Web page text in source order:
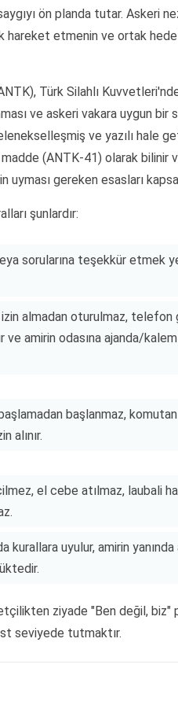
ön planda tutar. Askeri
hareket etmenin ve ortak
Türk Silahlı
ve askeri vakara uygun bir
ve yazılı hale
(ANTK-41) olarak bilinir
gereken esasları
şunlardır:
sorularına teşekkür etmek
almadan oturulmaz, telefon
amirin odasına ajanda/
başlanmaz,
alınır.
el cebe atılmaz, laubali
uyulur, amirin yanında
ziyade "Ben değil, biz"
seviyede tutmaktır.